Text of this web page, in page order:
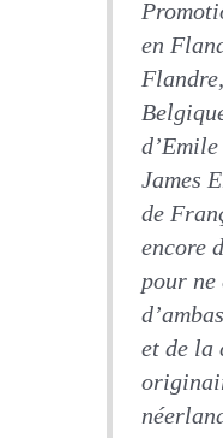
en
James
de
encore
pour
et de la